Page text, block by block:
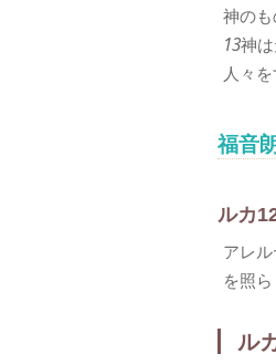
神のも
13神は
人々
福音
ルカ
アレ
を照
ル